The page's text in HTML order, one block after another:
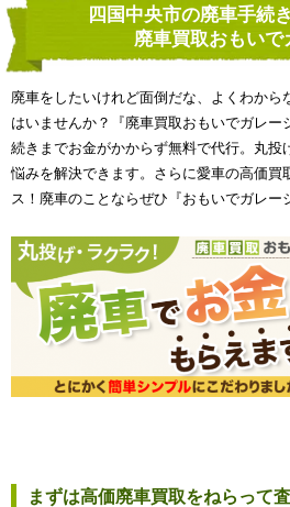
四国中央市の廃車手続
廃車買取おもいで
廃車をしたいけれど面倒だな、よくわから
はいませんか？『廃車買取おもいでガレー
続きまでお金がかからず無料で代行。丸投
悩みを解決できます。さらに愛車の高価買
ス！廃車のことならぜひ『おもいでガレー
まずは高価廃車買取をねらって